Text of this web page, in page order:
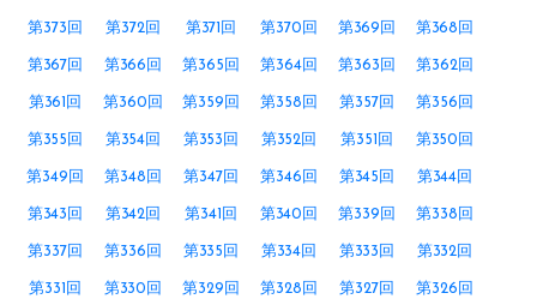
第373回 第372回 第371回 第370回 第369回 第368回
第367回 第366回 第365回 第364回 第363回 第362回
第361回 第360回 第359回 第358回 第357回 第356回
第355回 第354回 第353回 第352回 第351回 第350回
第349回 第348回 第347回 第346回 第345回 第344回
第343回 第342回 第341回 第340回 第339回 第338回
第337回 第336回 第335回 第334回 第333回 第332回
第331回 第330回 第329回 第328回 第327回 第326回